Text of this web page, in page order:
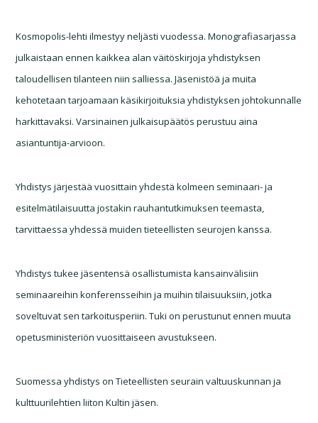
Kosmopolis-lehti ilmestyy neljästi vuodessa. Monografiasarjassa
julkaistaan ennen kaikkea alan väitöskirjoja yhdistyksen
taloudellisen tilanteen niin salliessa. Jäsenistöä ja muita
kehotetaan tarjoamaan käsikirjoituksia yhdistyksen johtokunnalle
harkittavaksi. Varsinainen julkaisupäätös perustuu aina
asiantuntija-arvioon.
Yhdistys järjestää vuosittain yhdestä kolmeen seminaari- ja
esitelmätilaisuutta jostakin rauhantutkimuksen teemasta,
tarvittaessa yhdessä muiden tieteellisten seurojen kanssa.
Yhdistys tukee jäsentensä osallistumista kansainvälisiin
seminaareihin konferensseihin ja muihin tilaisuuksiin, jotka
soveltuvat sen tarkoitusperiin. Tuki on perustunut ennen muuta
opetusministeriön vuosittaiseen avustukseen.
Suomessa yhdistys on Tieteellisten seurain valtuuskunnan ja
kulttuurilehtien liiton Kultin jäsen.